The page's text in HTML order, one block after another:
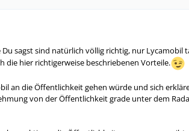
Du sagst sind natürlich völlig richtig, nur
die hier richtigerweise beschriebenen Vorteile.
an die Öffentlichkeit gehen würde und sich
von der Öffentlichkeit grade unter dem